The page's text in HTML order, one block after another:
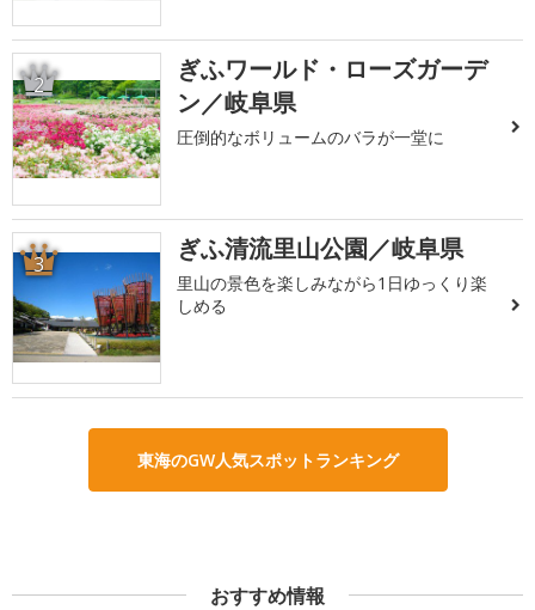
2
ぎふワールド・ローズガーデ
ン／岐阜県
圧倒的なボリュームのバラが一堂に
3 ぎふ清流里山公園／岐阜県
里山の景色を楽しみながら1日ゆっくり楽
しめる
東海のGW人気スポットランキング
おすすめ情報